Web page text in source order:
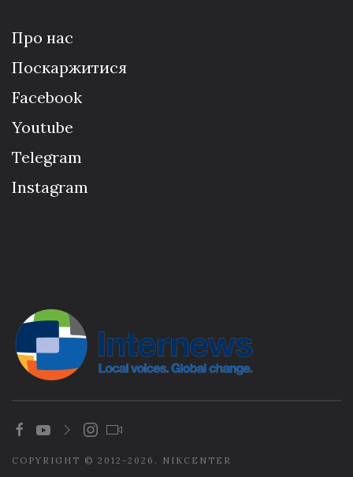
Про нас
Поскаржитися
Facebook
Youtube
Telegram
Instagram
COPYRIGHT © 2012-2026. NIKCENTER